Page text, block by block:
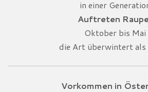
in einer
Auftreten Raupe
Oktober bis Mai
die Art überwintert als
Vorkommen in